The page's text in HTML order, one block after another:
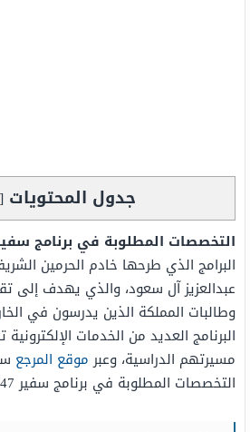
جدول المحتويات [
التخصصات المطلوبة في برنامج سفير
البرامج الذي طرحها خادم الحرمين
عبدالعزيز آل سعود، والذي يهدف إلى
وطالبات المملكة الذين يدرسون في
البرنامج العديد من الخدمات
مسيرتهم الدراسية، وعبرموقع المرجع
التخصصات المطلوبة في برنامج سفير 1447 .